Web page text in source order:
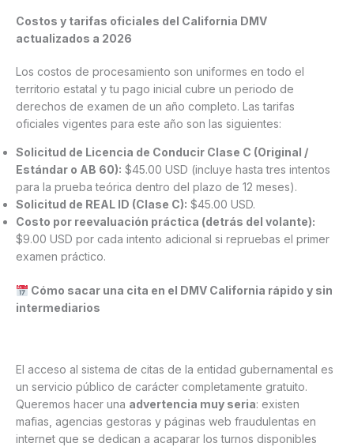
Costos y tarifas oficiales del California DMV
actualizados a 2026
Los costos de procesamiento son uniformes en todo el
territorio estatal y tu pago inicial cubre un periodo de
derechos de examen de un año completo. Las tarifas
oficiales vigentes para este año son las siguientes:
Solicitud de Licencia de Conducir Clase C (Original /
Estándar o AB 60): $45.00 USD (incluye hasta tres intentos
para la prueba teórica dentro del plazo de 12 meses).
Solicitud de REAL ID (Clase C): $45.00 USD.
Costo por reevaluación práctica (detrás del volante):
$9.00 USD por cada intento adicional si repruebas el primer
examen práctico.
Cómo sacar una cita en el DMV California rápido y sin
intermediarios
El acceso al sistema de citas de la entidad gubernamental es
un servicio público de carácter completamente gratuito.
Queremos hacer una advertencia muy seria: existen
mafias, agencias gestoras y páginas web fraudulentas en
internet que se dedican a acaparar los turnos disponibles